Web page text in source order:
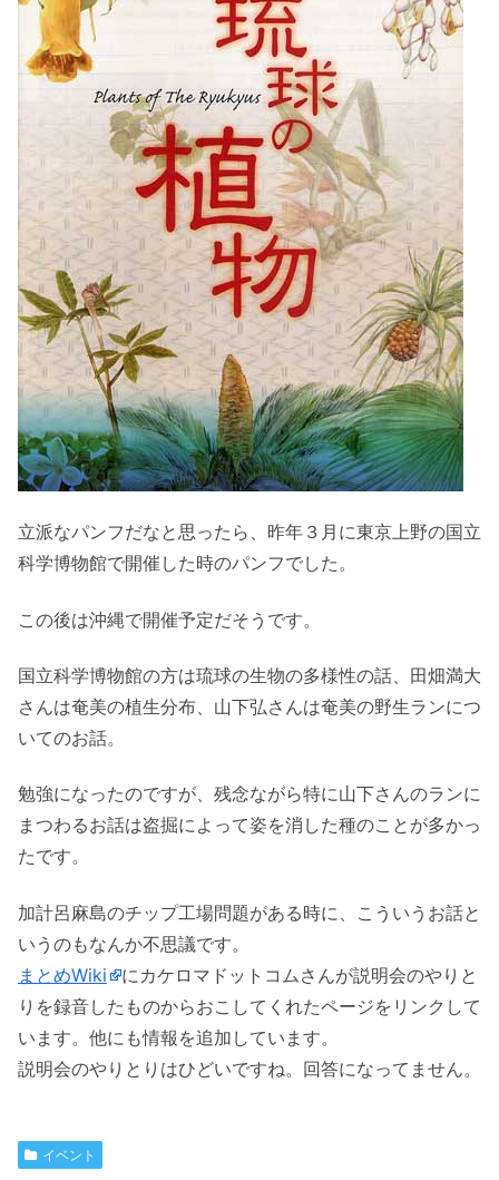
立派なパンフだなと思ったら、昨年３月に東京上野の国立
科学博物館で開催した時のパンフでした。
この後は沖縄で開催予定だそうです。
国立科学博物館の方は琉球の生物の多様性の話、田畑満大
さんは奄美の植生分布、山下弘さんは奄美の野生ランにつ
いてのお話。
勉強になったのですが、残念ながら特に山下さんのランに
まつわるお話は盗掘によって姿を消した種のことが多かっ
たです。
加計呂麻島のチップ工場問題がある時に、こういうお話と
いうのもなんか不思議です。
まとめWiki
にカケロマドットコムさんが説明会のやりと
りを録音したものからおこしてくれたページをリンクして
います。他にも情報を追加しています。
説明会のやりとりはひどいですね。回答になってません。
イベント